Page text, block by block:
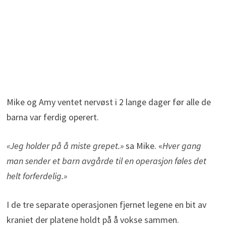
Mike og Amy ventet nervøst i 2 lange dager før alle de
barna var ferdig operert.
«Jeg holder på å miste grepet.»sa Mike. «Hver gang
man sender et barn avgårde til en operasjon føles det
helt forferdelig.»
I de tre separate operasjonen fjernet legene en bit av
kraniet der platene holdt på å vokse sammen.